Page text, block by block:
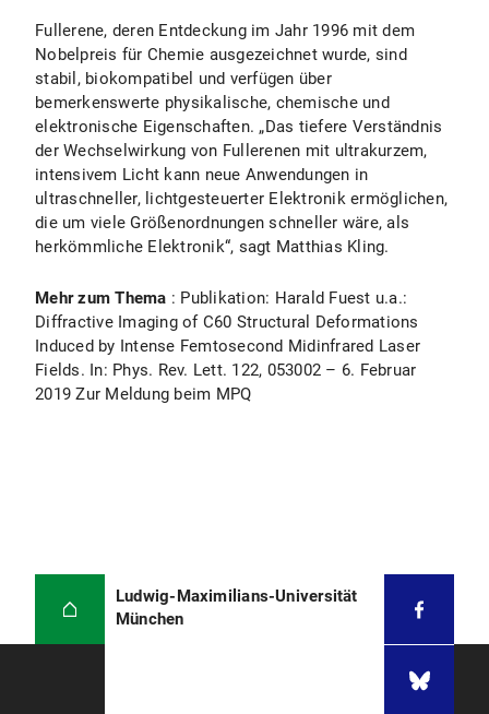
Fullerene, deren Entdeckung im Jahr 1996 mit dem
Nobelpreis für Chemie ausgezeichnet wurde, sind
stabil, biokompatibel und verfügen über
bemerkenswerte physikalische, chemische und
elektronische Eigenschaften. „Das tiefere Verständnis
der Wechselwirkung von Fullerenen mit ultrakurzem,
intensivem Licht kann neue Anwendungen in
ultraschneller, lichtgesteuerter Elektronik ermöglichen,
die um viele Größenordnungen schneller wäre, als
herkömmliche Elektronik“, sagt Matthias Kling.
Mehr zum Thema : Publikation: Harald Fuest u.a.:
Diffractive Imaging of C60 Structural Deformations
Induced by Intense Femtosecond Midinfrared Laser
Fields. In: Phys. Rev. Lett. 122, 053002 – 6. Februar
2019 Zur Meldung beim MPQ
Ludwig-Maximilians-Universität
München